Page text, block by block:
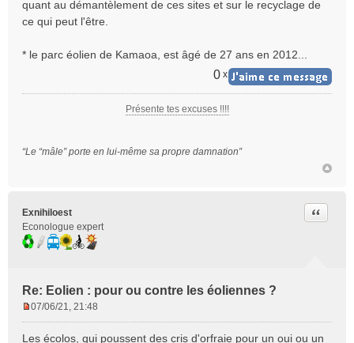
quant au démantèlement de ces sites et sur le recyclage de
ce qui peut l'être.
* le parc éolien de Kamaoa, est âgé de 27 ans en 2012...
0 x
Présente tes excuses !!!!
“Le “mâle” porte en lui-même sa propre damnation”
Exnihiloest
Econologue expert
Re: Eolien : pour ou contre les éoliennes ?
Citer
07/06/21, 21:48
Les écolos, qui poussent des cris d'orfraie pour un oui ou un